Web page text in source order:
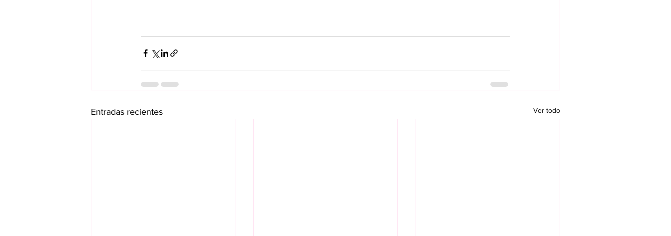
Entradas recientes Ver todo